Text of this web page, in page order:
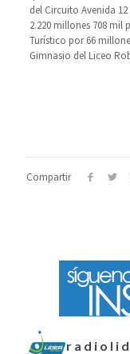
del Circuito Avenida
2.220 millones 708 mil
Turístico por 66
Gimnasio del Liceo
Compartir